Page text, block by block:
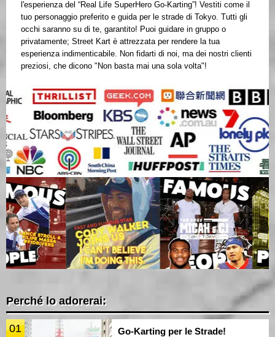
l'esperienza del “Real Life SuperHero Go-Karting”! Vestiti come il
tuo personaggio preferito e guida per le strade di Tokyo. Tutti gli
occhi saranno su di te, garantito! Puoi guidare in gruppo o
privatamente; Street Kart è attrezzata per rendere la tua
esperienza indimenticabile. Non fidarti di noi, ma dei nostri clienti
preziosi, che dicono "Non basta mai una sola volta"!
Perché lo adorerai:
01 Go-Karting per le Strade!